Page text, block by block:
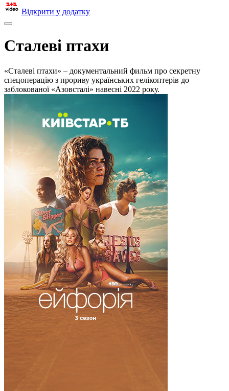
Відкрити у додатку
Сталеві птахи
«Сталеві птахи» – документальний фильм про секретну
спецоперацію з прориву українських гелікоптерів до
заблокованої «Азовсталі» навесні 2022 року.